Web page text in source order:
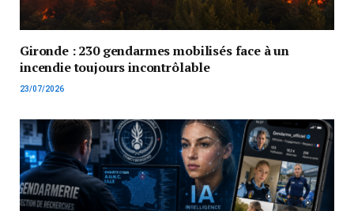
Gironde : 230 gendarmes mobilisés face à un
incendie toujours incontrôlable
23/07/2026